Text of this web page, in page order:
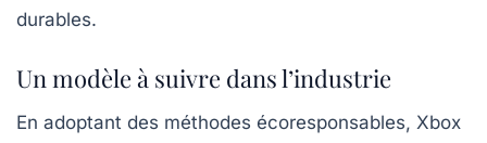
durables.
Un modèle à suivre dans l’industrie
En adoptant des méthodes écoresponsables, Xbox